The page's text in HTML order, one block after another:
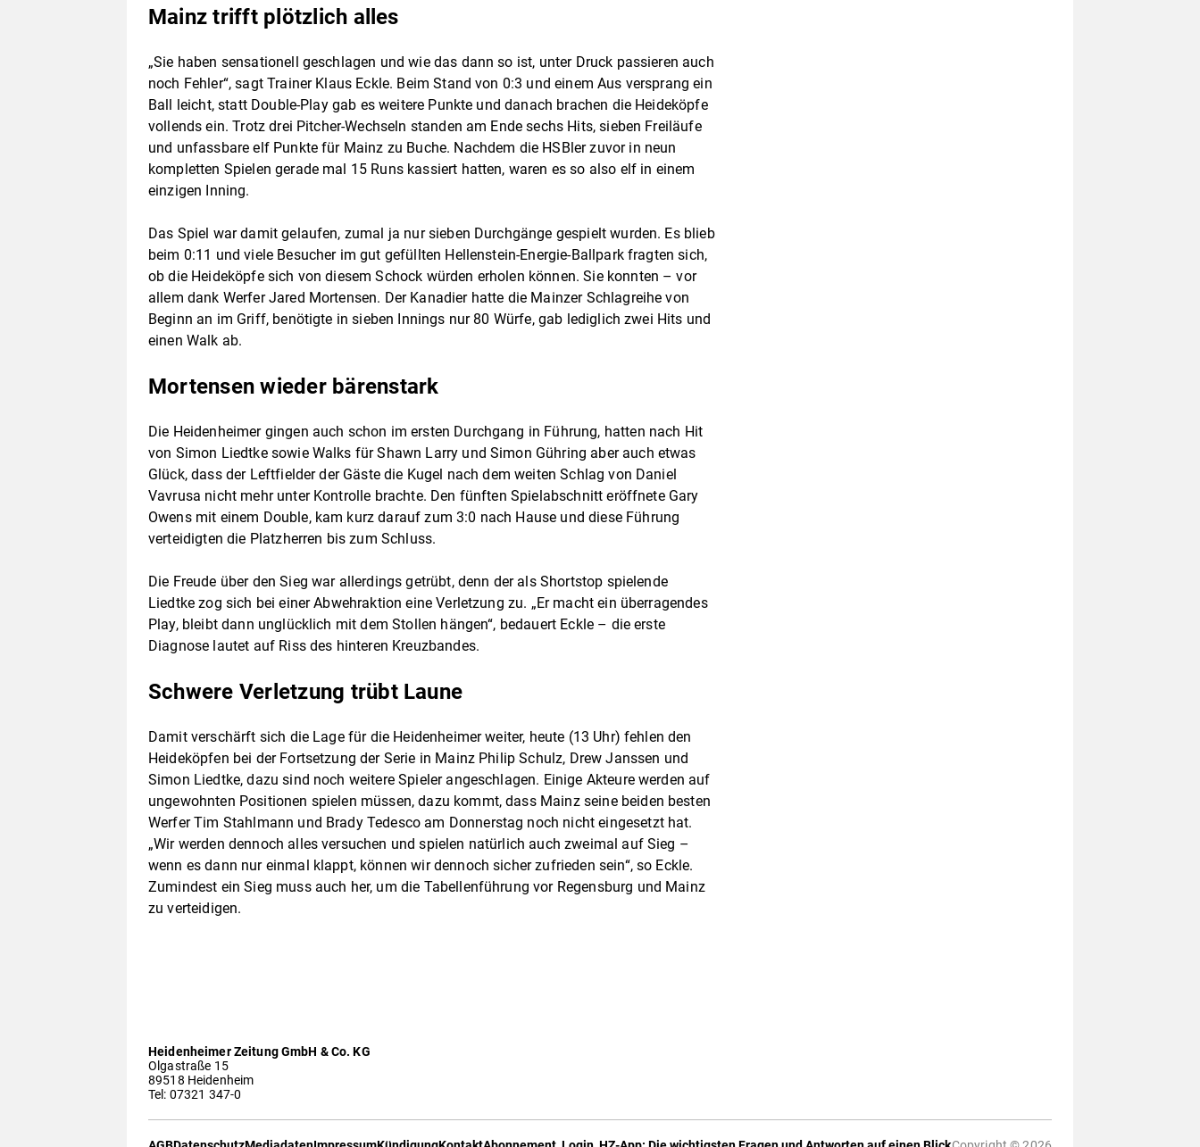
Mainz trifft plötzlich alles
„Sie haben sensationell geschlagen und wie das dann so ist, unter Druck passieren auch
noch Fehler“, sagt Trainer Klaus Eckle. Beim Stand von 0:3 und einem Aus versprang ein
Ball leicht, statt Double-Play gab es weitere Punkte und danach brachen die Heideköpfe
vollends ein. Trotz drei Pitcher-Wechseln standen am Ende sechs Hits, sieben Freiläufe
und unfassbare elf Punkte für Mainz zu Buche. Nachdem die HSBler zuvor in neun
kompletten Spielen gerade mal 15 Runs kassiert hatten, waren es so also elf in einem
einzigen Inning.
Das Spiel war damit gelaufen, zumal ja nur sieben Durchgänge gespielt wurden. Es blieb
beim 0:11 und viele Besucher im gut gefüllten Hellenstein-Energie-Ballpark fragten sich,
ob die Heideköpfe sich von diesem Schock würden erholen können. Sie konnten – vor
allem dank Werfer Jared Mortensen. Der Kanadier hatte die Mainzer Schlagreihe von
Beginn an im Griff, benötigte in sieben Innings nur 80 Würfe, gab lediglich zwei Hits und
einen Walk ab.
Mortensen wieder bärenstark
Die Heidenheimer gingen auch schon im ersten Durchgang in Führung, hatten nach Hit
von Simon Liedtke sowie Walks für Shawn Larry und Simon Gühring aber auch etwas
Glück, dass der Leftfielder der Gäste die Kugel nach dem weiten Schlag von Daniel
Vavrusa nicht mehr unter Kontrolle brachte. Den fünften Spielabschnitt eröffnete Gary
Owens mit einem Double, kam kurz darauf zum 3:0 nach Hause und diese Führung
verteidigten die Platzherren bis zum Schluss.
Die Freude über den Sieg war allerdings getrübt, denn der als Shortstop spielende
Liedtke zog sich bei einer Abwehraktion eine Verletzung zu. „Er macht ein überragendes
Play, bleibt dann unglücklich mit dem Stollen hängen“, bedauert Eckle – die erste
Diagnose lautet auf Riss des hinteren Kreuzbandes.
Schwere Verletzung trübt Laune
Damit verschärft sich die Lage für die Heidenheimer weiter, heute (13 Uhr) fehlen den
Heideköpfen bei der Fortsetzung der Serie in Mainz Philip Schulz, Drew Janssen und
Simon Liedtke, dazu sind noch weitere Spieler angeschlagen. Einige Akteure werden auf
ungewohnten Positionen spielen müssen, dazu kommt, dass Mainz seine beiden besten
Werfer Tim Stahlmann und Brady Tedesco am Donnerstag noch nicht eingesetzt hat.
„Wir werden dennoch alles versuchen und spielen natürlich auch zweimal auf Sieg –
wenn es dann nur einmal klappt, können wir dennoch sicher zufrieden sein“, so Eckle.
Zumindest ein Sieg muss auch her, um die Tabellenführung vor Regensburg und Mainz
zu verteidigen.
Heidenheimer Zeitung GmbH & Co. KG
Olgastraße 15
89518 Heidenheim
Tel: 07321 347-0